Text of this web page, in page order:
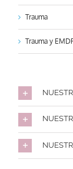
Trauma
Trauma y